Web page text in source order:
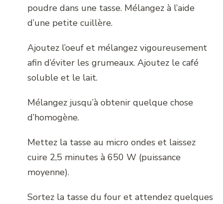
poudre dans une tasse. Mélangez à l’aide
d’une petite cuillère.
Ajoutez l’oeuf et mélangez vigoureusement
afin d’éviter les grumeaux. Ajoutez le café
soluble et le lait.
Mélangez jusqu’à obtenir quelque chose
d’homogène.
Mettez la tasse au micro ondes et laissez
cuire 2,5 minutes à 650 W (puissance
moyenne).
Sortez la tasse du four et attendez quelques